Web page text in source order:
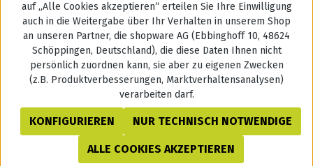
auf „Alle Cookies akzeptieren“ erteilen Sie Ihre Einwilligung
auch in die Weitergabe über Ihr Verhalten in unserem Shop
an unseren Partner, die shopware AG (Ebbinghoff 10, 48624
Schöppingen, Deutschland), die diese Daten Ihnen nicht
persönlich zuordnen kann, sie aber zu eigenen Zwecken
(z.B. Produktverbesserungen, Marktverhaltensanalysen)
verarbeiten darf.
NUR TECHNISCH NOTWENDIGE
KONFIGURIEREN
ALLE COOKIES AKZEPTIEREN